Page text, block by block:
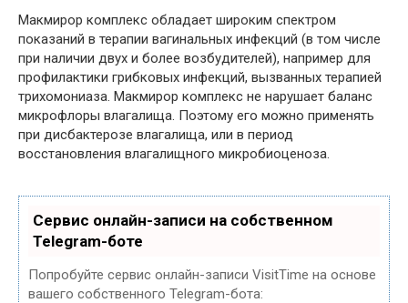
Макмирор комплекс обладает широким спектром
показаний в терапии вагинальных инфекций (в том числе
при наличии двух и более возбудителей), например для
профилактики грибковых инфекций, вызванных терапией
трихомониаза. Макмирор комплекс не нарушает баланс
микрофлоры влагалища. Поэтому его можно применять
при дисбактерозе влагалища, или в период
восстановления влагалищного микробиоценоза.
Сервис онлайн-записи на собственном
Telegram-боте
Попробуйте сервис онлайн-записи VisitTime на основе
вашего собственного Telegram-бота: